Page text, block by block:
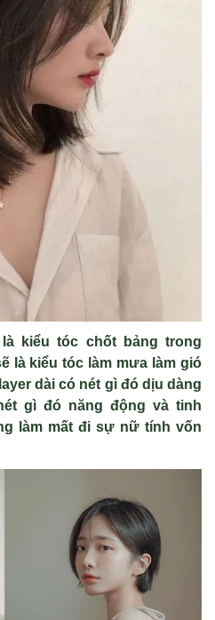
kiểu tóc chốt bảng trong
là kiểu tóc làm mưa làm gió
dài có nét gì đó dịu dàng
gì đó năng động và tinh
làm mất đi sự nữ tính vốn